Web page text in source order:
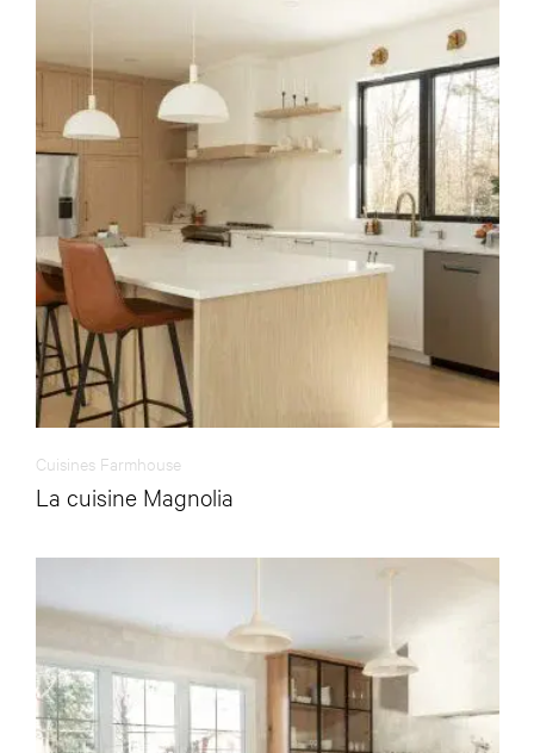
Cuisines Farmhouse
La cuisine Magnolia